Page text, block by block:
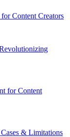
Content Creators
for Content
& Limitations